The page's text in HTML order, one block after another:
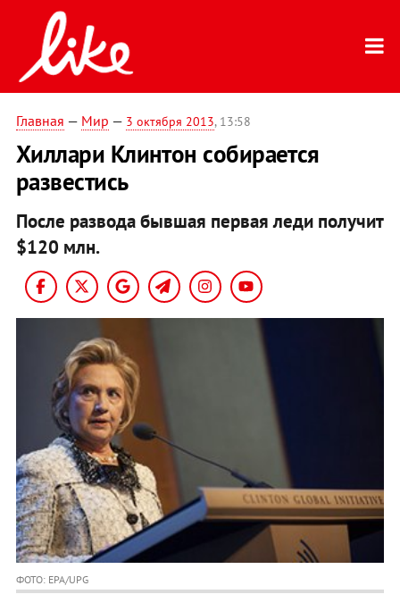
Главная — Мир — 3 октября 2013, 13:58
Хиллари Клинтон собирается
развестись
После развода бывшая первая леди получит
$120 млн.
ФОТО: EPA/UPG